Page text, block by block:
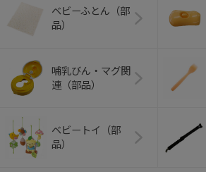
ベビーふとん（部
品）
哺乳びん・マグ関
連（部品）
ベビートイ（部
品）